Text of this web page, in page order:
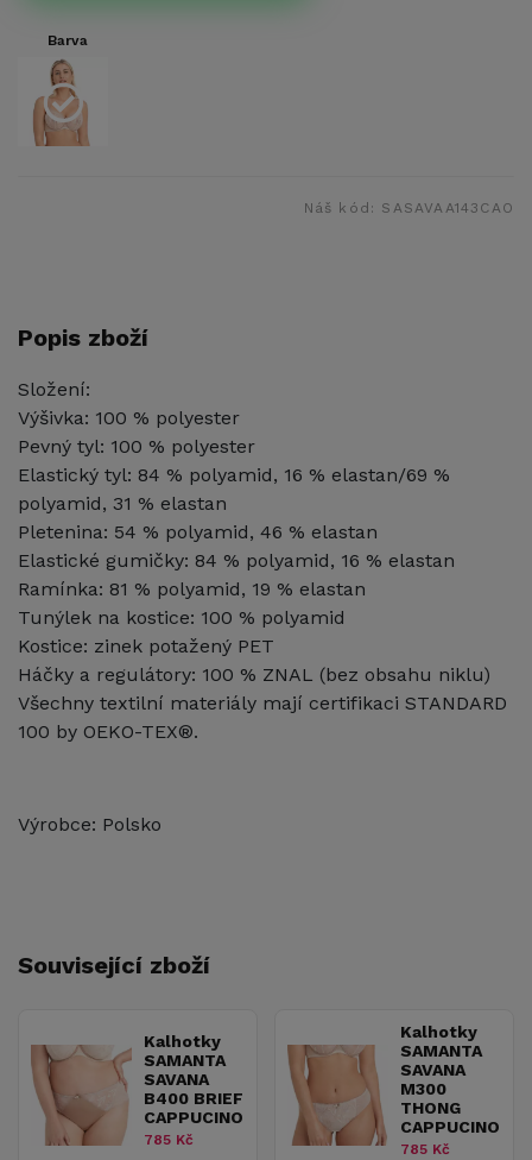
Barva
Náš kód: SASAVAA143CAO
Popis zboží
Složení:
Výšivka: 100 % polyester
Pevný tyl: 100 % polyester
Elastický tyl: 84 % polyamid, 16 % elastan/69 %
polyamid, 31 % elastan
Pletenina: 54 % polyamid, 46 % elastan
Elastické gumičky: 84 % polyamid, 16 % elastan
Ramínka: 81 % polyamid, 19 % elastan
Tunýlek na kostice: 100 % polyamid
Kostice: zinek potažený PET
Háčky a regulátory: 100 % ZNAL (bez obsahu niklu)
Všechny textilní materiály mají certifikaci STANDARD
100 by OEKO-TEX®.
Výrobce: Polsko
Související zboží
Kalhotky
SAMANTA
SAVANA
B400 BRIEF
CAPPUCINO
785 Kč
Kalhotky
SAMANTA
SAVANA
M300
THONG
CAPPUCINO
785 Kč